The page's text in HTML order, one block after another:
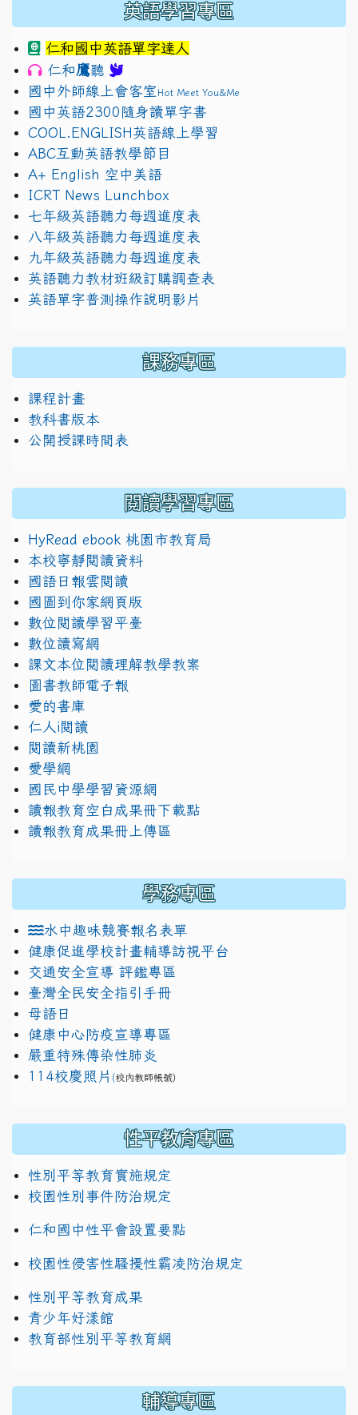
英語學習專區
仁和國中英語單字達人
仁和鷹聽
國中外師線上會客室Hot Meet You&Me
國中英語2300隨身讀單字書
COOL.ENGLISH英語線上學習
ABC互動英語教學節目
A+ English 空中美語
ICRT News Lunchbox
七年級英語聽力每週進度表
八年級英語聽力每週進度表
九年級英語聽力每週進度表
英語聽力教材班級訂購調查表
英語單字普測操作說明影片
課務專區
課程計畫
教科書版本
公開授課時間表
閱讀學習專區
HyRead ebook 桃園市教育局
本校寧靜閱讀資料
國語日報雲閱讀
國圖到你家網頁版
數位閱讀學習平臺
數位讀寫網
課文本位閱讀理解教學教案
圖書教師電子報
愛的書庫
仁人i閱讀
閱讀新桃園
愛學網
國民中學學習資源網
讀報教育空白成果冊下載點
讀報教育成果冊上傳區
學務專區
水中趣味競賽報名表單
健康促進學校計畫輔導訪視平台
交通安全宣導 評鑑專區
臺灣全民安全指引手冊
母語日
健康中心防疫宣導專區
嚴重特殊傳染性肺炎
114校慶照片 (校內教師帳號)
性平教育專區
性別平等教育實施規定
校園性別事件防治規定
仁和國中性平會設置要點
校園性侵害性騷擾性霸凌防治規定
性別平等教育成果
青少年好漾館
教育部性別平等教育網
輔導專區